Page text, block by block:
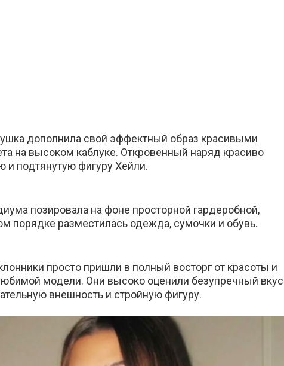
дополнила свой эффектный образ красивыми
на высоком каблуке. Откровенный наряд красиво
и подтянутую фигуру Хейли.
позировала на фоне просторной гардеробной,
порядке разместилась одежда, сумочки и обувь.
просто пришли в полный восторг от красоты и
модели. Они высоко оценили безупречный вкус
внешность и стройную фигуру.